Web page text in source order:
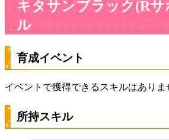
キタサンブラック(Rサ
ル
育成イベント
イベントで獲得できるスキルはありま
所持スキル